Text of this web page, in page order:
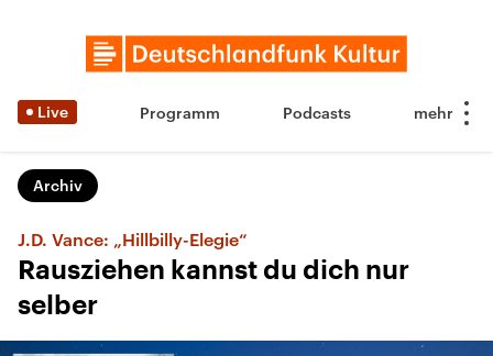
Live Programm Podcasts
Archiv
J.D. Vance: „Hillbilly-Elegie“
Rausziehen kannst du dich nur
selber